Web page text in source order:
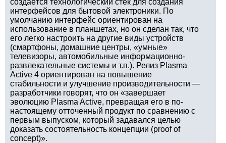
создаётся технологический стек для создания
интерфейсов для бытовой электроники. По
умолчанию интерфейс ориентирован на
использование в планшетах, но он сделан так, что
его легко настроить на другие виды устройств
(смартфоны, домашние центры, «умные»
телевизоры, автомобильные информационно-
развлекательные системы и т.п.). Релиз Plasma
Active 4 ориентирован на повышение
стабильности и улучшение производительности —
разработчики говорят, что он «завершает
эволюцию Plasma Active, превращая его в по-
настоящему отточенный продукт по сравнению с
первым выпуском, который задавался целью
доказать состоятельность концепции (proof of
concept)».